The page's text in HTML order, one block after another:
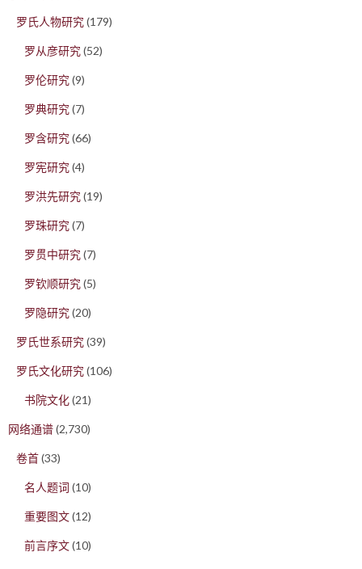
罗氏人物研究(179)
罗从彦研究(52)
罗伦研究(9)
罗典研究(7)
罗含研究(66)
罗宪研究(4)
罗洪先研究(19)
罗珠研究(7)
罗贯中研究(7)
罗钦顺研究(5)
罗隐研究(20)
罗氏世系研究(39)
罗氏文化研究(106)
书院文化(21)
网络通谱(2,730)
卷首(33)
名人题词 (10)
重要图文(12)
前言序文(10)